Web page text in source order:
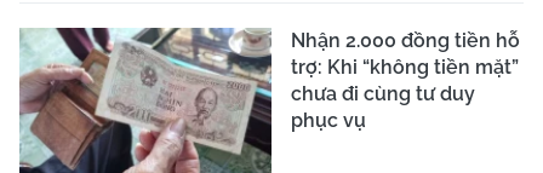
Nhận 2.000 đồng tiền hỗ
trợ: Khi “không tiền mặt”
chưa đi cùng tư duy
phục vụ